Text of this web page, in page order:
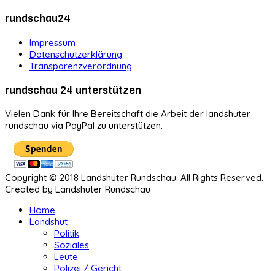
rundschau24
Impressum
Datenschutzerklärung
Transparenzverordnung
rundschau 24 unterstützen
Vielen Dank für Ihre Bereitschaft die Arbeit der landshuter
rundschau via PayPal zu unterstützen.
Copyright © 2018 Landshuter Rundschau. All Rights Reserved.
Created by Landshuter Rundschau
Home
Landshut
Politik
Soziales
Leute
Polizei / Gericht